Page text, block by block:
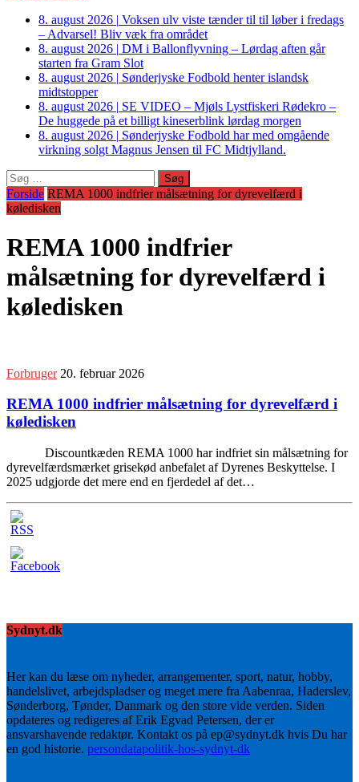
8. august 2026 | Voksen ulv viste tænder til til løber i fredags
– Advarsel! Bliv væk fra området
8. august 2026 | DM i Ballonflyvning – Lørdag aften går
starten fra Gram Slot
8. august 2026 | Sønderjyske Fodbold henter islandsk
midtstopper
8. august 2026 | SE VIDEO – Mjøls Lystfiskeri Rødekro –
De huggede på et billigt kineserblink lørdag morgen
8. august 2026 | Sønderjyske Fodbold har med omgående
virkning solgt Magnus Jensen til FC Midtjylland.
Søg
efter:
Forside REMA 1000 indfrier målsætning for dyrevelfærd i
køledisken
REMA 1000 indfrier
målsætning for dyrevelfærd i
køledisken
Forbruger 20. februar 2026
REMA 1000 indfrier målsætning for dyrevelfærd i
køledisken
Discountkæden REMA 1000 har indfriet sin målsætning for
dyrevelfærdsmærket grisekød anbefalet af Dyrenes Beskyttelse. I
2025 udgjorde det mere end en fjerdedel af det…
Sydnyt.dk
Her kan du læse om nyheder, arrangementer, sport, natur, hobby,
handelslivet, arbejdspladser og meget mere fra Aabenraa, Haderslev,
Sønderborg, Tønder, Danmark og den store vide verden. Siden
opdateres og redigeres af Erik Egvad Petersen, der er
ansvarshavende redaktør. Kontakt os på ep@sydnyt.dk hvis Du har
en god historie. persondatapolitik-hos-sydnyt-dk